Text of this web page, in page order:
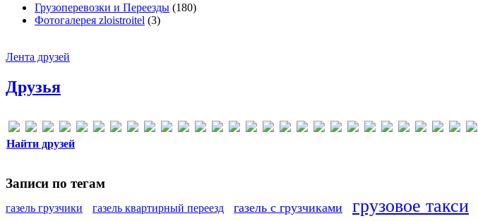
Грузоперевозки и Переезды (180)
Фотогалерея zloistroitel (3)
Лента друзей
Друзья
Найти друзей
Записи по тегам
газель грузчики газель квартирный переезд газель с грузчиками грузовое такси